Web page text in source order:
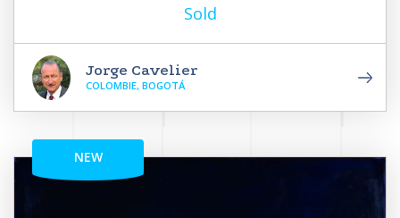
Sold
Jorge Cavelier
COLOMBIE, BOGOTÁ
NEW